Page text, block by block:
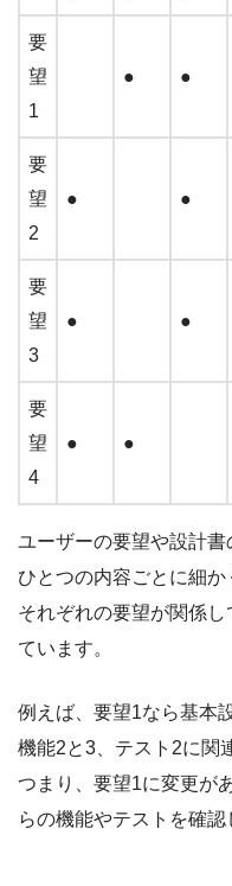
要
望
1
● ●
要
望
2
● ●
要
望
3
● ●
要
望
4
● ●
ユーザーの要望や設計
ひとつの内容ごとに細か
それぞれの要望が関係
ています。
例えば、要望1なら基本
機能2と3、テスト2に関
つまり、要望1に変更が
らの機能やテストを確認